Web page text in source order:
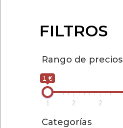
FILTROS
Rango de precios
1 €
1 2 2
Categorías